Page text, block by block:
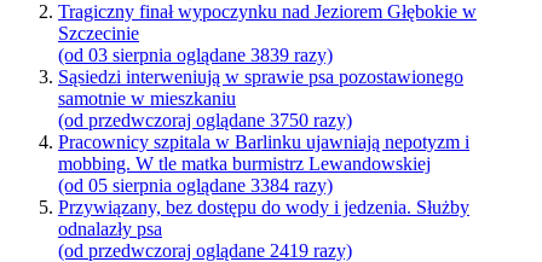
Tragiczny finał wypoczynku nad Jeziorem Głębokie w
Szczecinie
(od 03 sierpnia oglądane 3839 razy)
Sąsiedzi interweniują w sprawie psa pozostawionego
samotnie w mieszkaniu
(od przedwczoraj oglądane 3750 razy)
Pracownicy szpitala w Barlinku ujawniają nepotyzm i
mobbing. W tle matka burmistrz Lewandowskiej
(od 05 sierpnia oglądane 3384 razy)
Przywiązany, bez dostępu do wody i jedzenia. Służby
odnalazły psa
(od przedwczoraj oglądane 2419 razy)